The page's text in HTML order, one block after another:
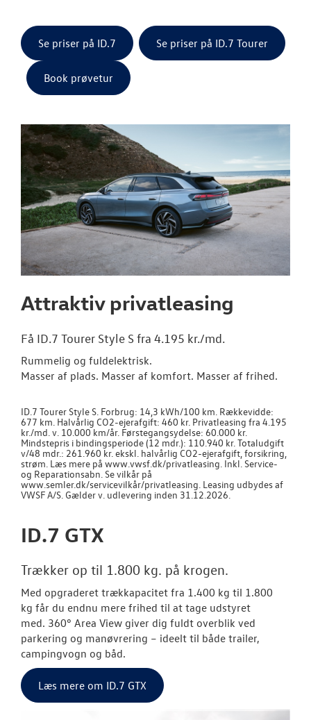
ID.7 og ID.7
Den nye
Garanti
NYE VAREBILER
TILBEHØR
RESERVEDELE
NYHEDER
OM OS
Se priser på ID.7 Se priser på ID.7 Tourer
Book prøvetur
Attraktiv privatleasing
Få ID.7 Tourer Style S fra 4.195 kr./md.
Rummelig og fuldelektrisk.
Masser af plads. Masser af komfort. Masser af frihed.
ID.7 Tourer Style S. Forbrug: 14,3 kWh/100 km. Rækkevidde:
677 km. Halvårlig CO2-ejerafgift: 460 kr. Privatleasing fra 4.195
kr./md. v. 10.000 km/år. Førstegangsydelse: 60.000 kr.
Mindstepris i bindingsperiode (12 mdr.): 110.940 kr. Totaludgift
v/48 mdr.: 261.960 kr. ekskl. halvårlig CO2-ejerafgift, forsikring,
strøm. Læs mere på www.vwsf.dk/privatleasing. Inkl. Service-
og Reparationsabn. Se vilkår på
www.semler.dk/servicevilkår/privatleasing. Leasing udbydes af
VWSF A/S. Gælder v. udlevering inden 31.12.2026.
ID.7 GTX
Trækker op til 1.800 kg. på krogen.
Med opgraderet trækkapacitet fra 1.400 kg til 1.800
kg får du endnu mere frihed til at tage udstyret
med. 360° Area View giver dig fuldt overblik ved
parkering og manøvrering – ideelt til både trailer,
campingvogn og båd.
Læs mere om ID.7 GTX